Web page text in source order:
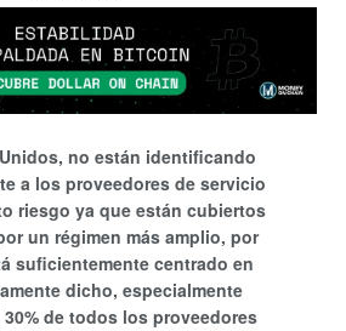
no están identificando
a los proveedores de servicio
riesgo ya que están cubiertos
un régimen más amplio, por
suficientemente centrado en
dicho, especialmente
de todos los proveedores